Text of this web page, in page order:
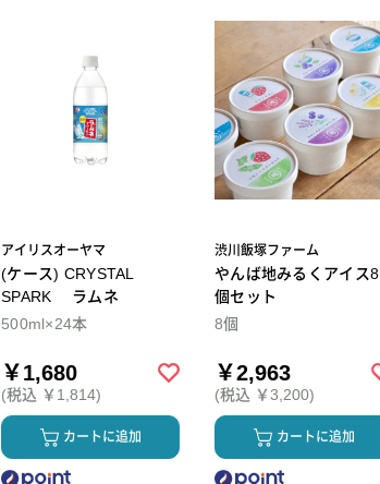
アイリスオーヤマ
(ケース) CRYSTAL
SPARK ラムネ
500ml×24本
￥1,680
(税込 ￥1,814)
カートに追加
渋川飯塚ファーム
やんば地みるくアイス8
個セット
8個
￥2,963
(税込 ￥3,200)
カートに追加